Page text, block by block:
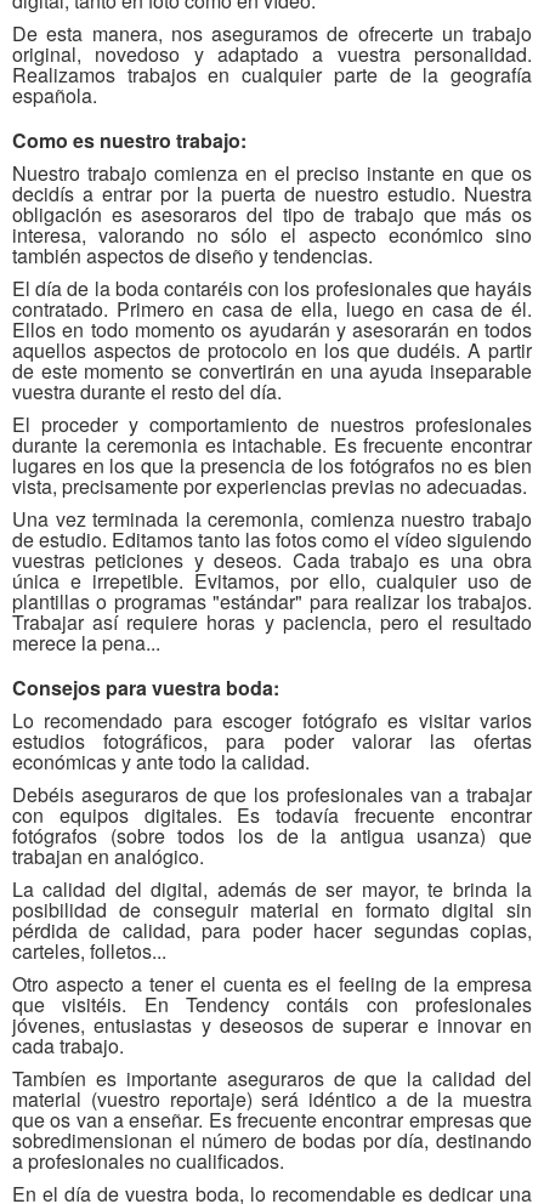
De esta manera, nos aseguramos de ofrecerte un trabajo
original, novedoso y adaptado a vuestra personalidad.
Realizamos trabajos en cualquier parte de la geografía
española.
Como es nuestro trabajo:
Nuestro trabajo comienza en el preciso instante en que os
decidís a entrar por la puerta de nuestro estudio. Nuestra
obligación es asesoraros del tipo de trabajo que más os
interesa, valorando no sólo el aspecto económico sino
también aspectos de diseño y tendencias.
El día de la boda contaréis con los profesionales que hayáis
contratado. Primero en casa de ella, luego en casa de él.
Ellos en todo momento os ayudarán y asesorarán en todos
aquellos aspectos de protocolo en los que dudéis. A partir
de este momento se convertirán en una ayuda inseparable
vuestra durante el resto del día.
El proceder y comportamiento de nuestros profesionales
durante la ceremonia es intachable. Es frecuente encontrar
lugares en los que la presencia de los fotógrafos no es bien
vista, precisamente por experiencias previas no adecuadas.
Una vez terminada la ceremonia, comienza nuestro trabajo
de estudio. Editamos tanto las fotos como el vídeo siguiendo
vuestras peticiones y deseos. Cada trabajo es una obra
única e irrepetible. Evitamos, por ello, cualquier uso de
plantillas o programas "estándar" para realizar los trabajos.
Trabajar así requiere horas y paciencia, pero el resultado
merece la pena...
Consejos para vuestra boda:
Lo recomendado para escoger fotógrafo es visitar varios
estudios fotográficos, para poder valorar las ofertas
económicas y ante todo la calidad.
Debéis aseguraros de que los profesionales van a trabajar
con equipos digitales. Es todavía frecuente encontrar
fotógrafos (sobre todos los de la antigua usanza) que
trabajan en analógico.
La calidad del digital, además de ser mayor, te brinda la
posibilidad de conseguir material en formato digital sin
pérdida de calidad, para poder hacer segundas copias,
carteles, folletos...
Otro aspecto a tener el cuenta es el feeling de la empresa
que visitéis. En Tendency contáis con profesionales
jóvenes, entusiastas y deseosos de superar e innovar en
cada trabajo.
Tambíen es importante aseguraros de que la calidad del
material (vuestro reportaje) será idéntico a de la muestra
que os van a enseñar. Es frecuente encontrar empresas que
sobredimensionan el número de bodas por día, destinando
a profesionales no cualificados.
En el día de vuestra boda, lo recomendable es dedicar una